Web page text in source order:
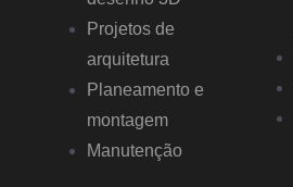
Projetos de
arquitetura
Planeamento e
montagem
Manutenção